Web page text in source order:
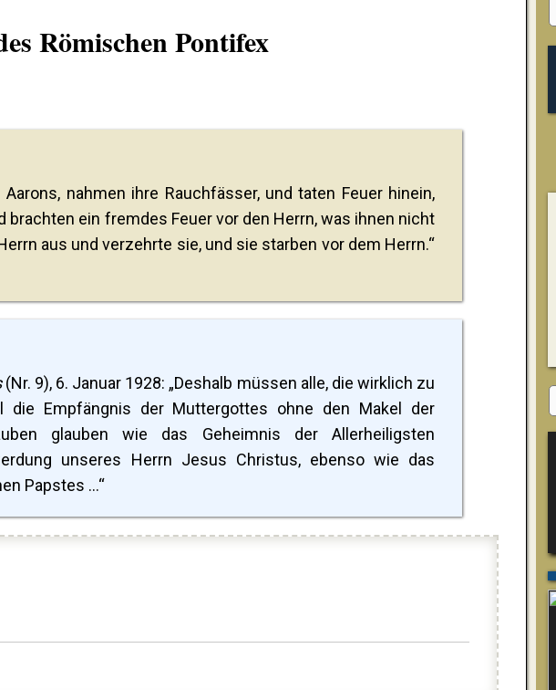
Römischen Pontifex
Aarons, nahmen ihre Rauchfässer, und taten Feuer hinein,
brachten ein fremdes Feuer vor den Herrn, was ihnen nicht
aus und verzehrte sie, und sie starben vor dem Herrn.“
(Nr. 9), 6. Januar 1928: „Deshalb müssen alle, die wirklich zu
die Empfängnis der Muttergottes ohne den Makel der
glauben wie das Geheimnis der Allerheiligsten
unseres Herrn Jesus Christus, ebenso wie das
Papstes ...“